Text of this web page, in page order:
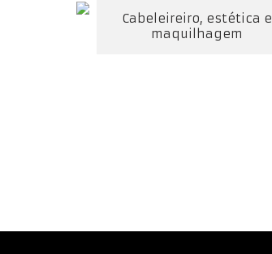
Cabeleireiro, estética e
maquilhagem